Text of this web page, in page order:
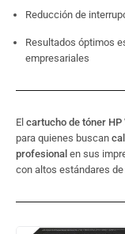
Reducción de
Resultados óptimos
empresariales
El cartucho de tóner
para quienes buscan
profesional en sus
con altos estándares de